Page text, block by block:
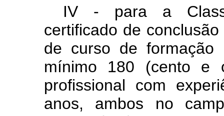
IV - para a
certificado de
de curso de formação
mínimo 180 (cento e
profissional com
anos, ambos no